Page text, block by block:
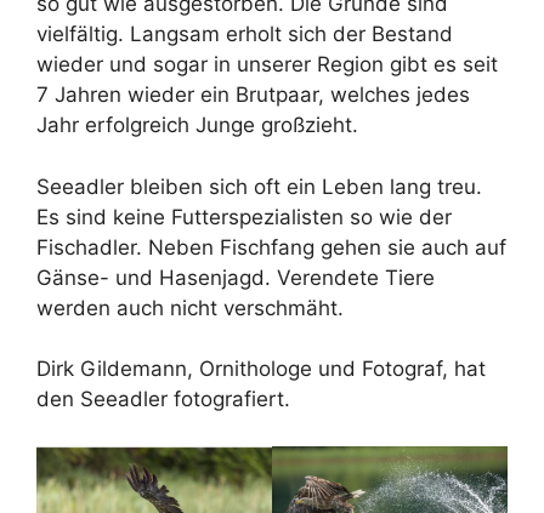
vielfältig. Langsam erholt sich der Bestand
wieder und sogar in unserer Region gibt es seit
7 Jahren wieder ein Brutpaar, welches jedes
Jahr erfolgreich Junge großzieht.
Seeadler bleiben sich oft ein Leben lang treu.
Es sind keine Futterspezialisten so wie der
Fischadler. Neben Fischfang gehen sie auch auf
Gänse- und Hasenjagd. Verendete Tiere
werden auch nicht verschmäht.
Dirk Gildemann, Ornithologe und Fotograf, hat
den Seeadler fotografiert.